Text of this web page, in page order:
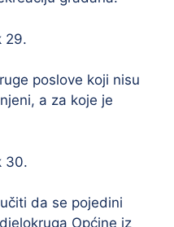
29.
poslove koji nisu
a za koje je
30.
da se pojedini
Općine iz